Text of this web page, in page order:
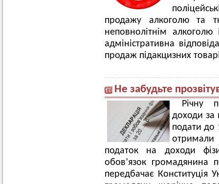
продажу алкоголю та
неповнолітнім
адміністративна
продаж підакцизних
Не забудьте
Річну
доходи за
подати до
отримали
податок на доходи
обов’язок громадянина
передбачає Конституція